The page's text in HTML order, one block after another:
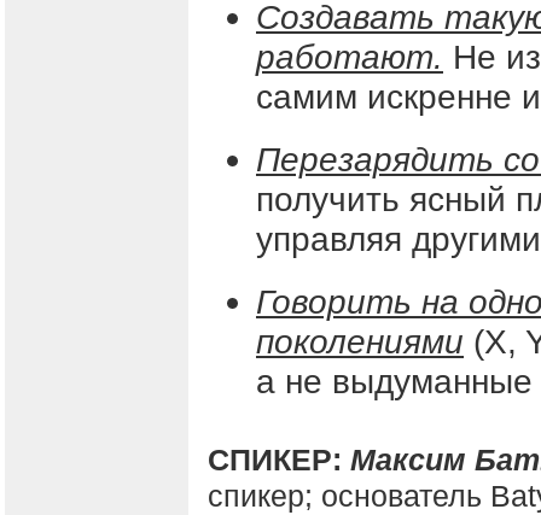
Создавать
работают. Не
самим искренне
Перезарядить
получить ясный
управляя другими
Говорить на
поколениями (X,
а не выдуманные
СПИКЕР: Максим
спикер; основатель